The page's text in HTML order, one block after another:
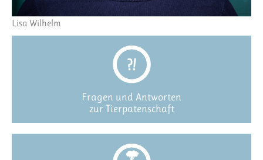
Lisa Wilhelm
Fragen und Antworten
zur Tierpatenschaft